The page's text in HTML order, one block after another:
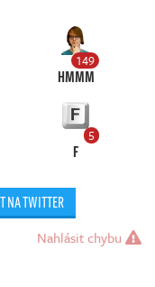
149
HMMM
5
F
NA TWITTER
Nahlásit chybu